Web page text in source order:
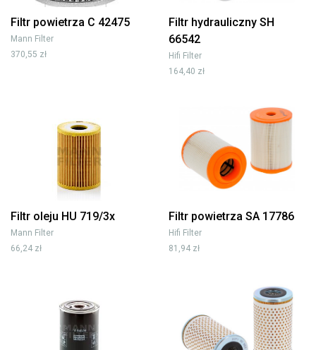
Filtr powietrza C 42475
Mann Filter
370,55 zł
Filtr hydrauliczny SH
66542
Hifi Filter
164,40 zł
Filtr oleju HU 719/3x
Mann Filter
66,24 zł
Filtr powietrza SA 17786
Hifi Filter
81,94 zł